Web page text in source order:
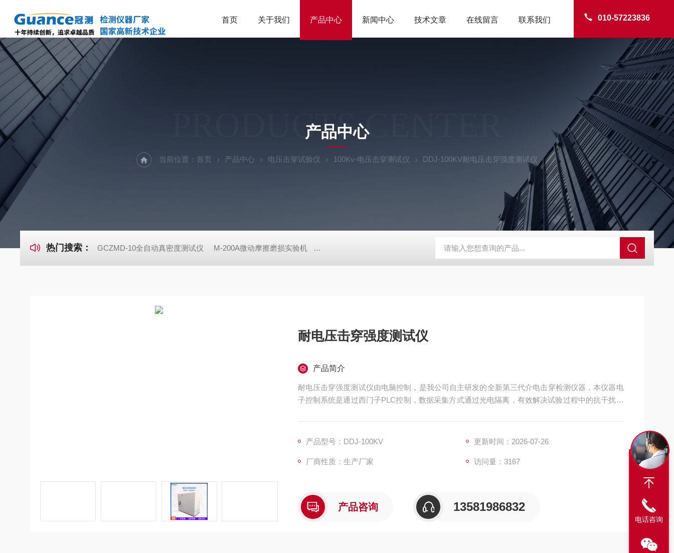
010-57223836
首页 关于我们 产品中心 新闻中心 技术文章 在线留言 联系我们
PRODUCTS CENTER
产品中心
当前位置： 首页 产品中心 电压击穿试验仪 100Kv-电压击穿测试仪 DDJ-100KV耐电压击穿强度测试仪
热门搜索： GCZMD-10全自动真密度测试仪 M-200A微动摩擦磨损实验机 GCDDJ-50Kv电压击穿试验仪-微机控制 GCDDJ-50Kv绝缘材料电压击穿强度试验机 GCDDJ-100Kv
耐电压击穿强度测试仪
产品简介
耐电压击穿强度测试仪由电脑控制，是我公司自主研发的全新第三代介电击穿检测仪器，本仪器电
子控制系统是通过西门子PLC控制，数据采集方式通过光电隔离，有效解决试验过程中的抗干扰问
产品型号：DDJ-100KV
更新时间：2026-07-26
厂商性质：生产厂家 访问量：3167
产品咨询 13581986832
电话咨询